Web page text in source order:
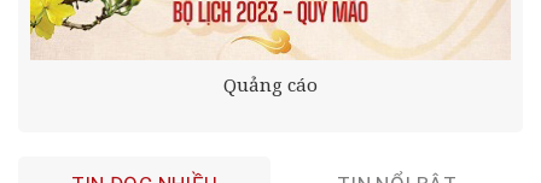
Quảng cáo